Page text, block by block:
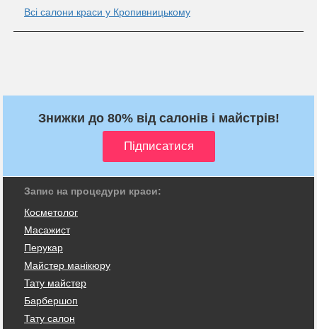
Всі салони краси у Кропивницькому
Знижки до 80% від салонів і майстрів!
Запис на процедури краси:
Косметолог
Масажист
Перукар
Майстер манікюру
Тату майстер
Барбершоп
Тату салон